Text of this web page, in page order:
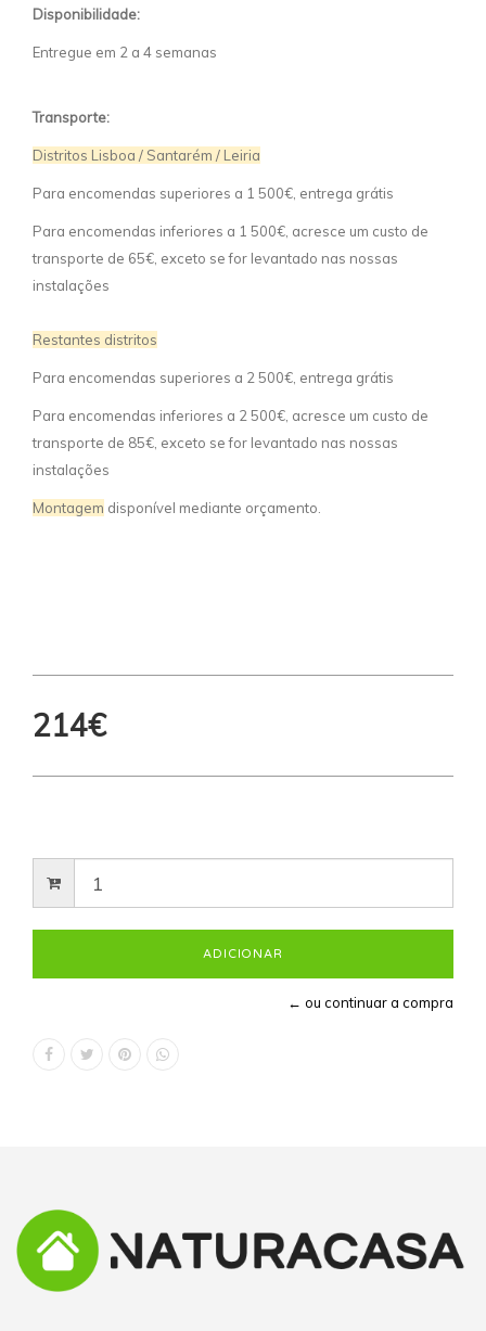
Disponibilidade:
Entregue em 2 a 4 semanas
Transporte:
Distritos Lisboa / Santarém / Leiria
Para encomendas superiores a 1 500€, entrega grátis
Para encomendas inferiores a 1 500€, acresce um custo de
transporte de 65€, exceto se for levantado nas nossas
instalações
Restantes distritos
Para encomendas superiores a 2 500€, entrega grátis
Para encomendas inferiores a 2 500€, acresce um custo de
transporte de 85€, exceto se for levantado nas nossas
instalações
Montagem disponível mediante orçamento.
214€
← ou continuar a compra